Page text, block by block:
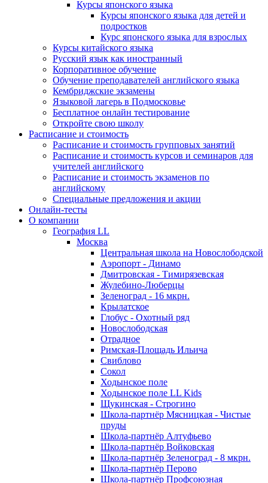
Курсы японского языка
Курсы японского языка для детей и
подростков
Курс японского языка для взрослых
Курсы китайского языка
Русский язык как иностранный
Корпоративное обучение
Обучение преподавателей английского языка
Кембриджские экзамены
Языковой лагерь в Подмосковье
Бесплатное онлайн тестирование
Откройте свою школу
Расписание и стоимость
Расписание и стоимость групповых занятий
Расписание и стоимость курсов и семинаров для
учителей английского
Расписание и стоимость экзаменов по
английскому
Специальные предложения и акции
Онлайн-тесты
О компании
География LL
Москва
Центральная школа на Новослободской
Аэропорт - Динамо
Дмитровская - Тимирязевская
Жулебино-Люберцы
Зеленоград - 16 мкрн.
Крылатское
Глобус - Охотный ряд
Новослободская
Отрадное
Римская-Площадь Ильича
Свиблово
Сокол
Ходынское поле
Ходынское поле LL Kids
Щукинская - Строгино
Школа-партнёр Мясницкая - Чистые
пруды
Школа-партнёр Алтуфьево
Школа-партнёр Войковская
Школа-партнёр Зеленоград - 8 мкрн.
Школа-партнёр Перово
Школа-партнёр Профсоюзная